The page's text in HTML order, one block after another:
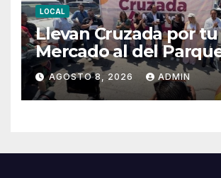
LOCAL
Llevan Cruzada por tu
Mercado al del
Hidalgo
AGOSTO 8, 2026 ADMIN